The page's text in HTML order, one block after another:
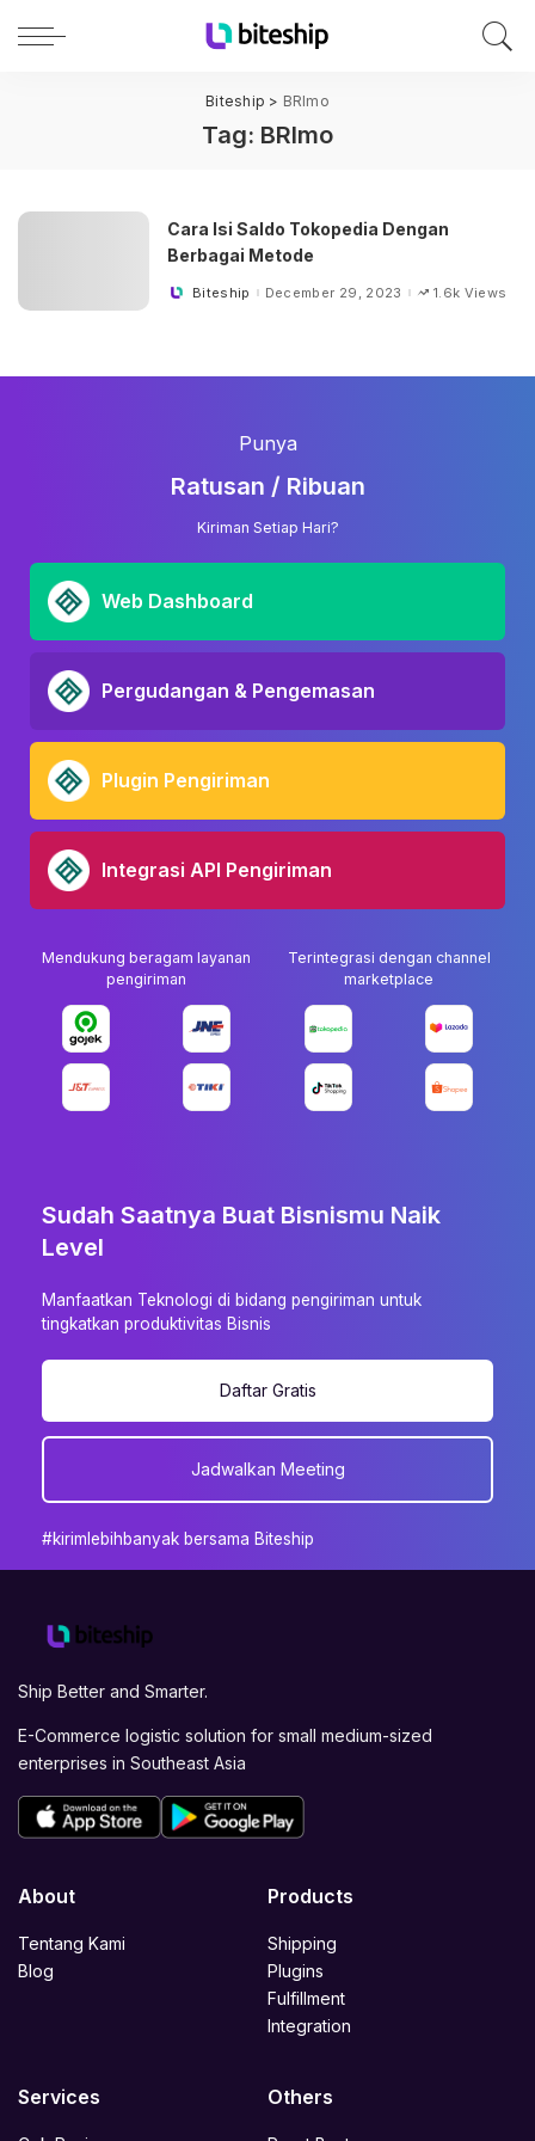
Biteship > BRImo
Tag: BRImo
Cara Isi Saldo Tokopedia Dengan
Berbagai Metode
PostedBiteship December 29, 2023 1.6k Views
Punya
Ratusan / Ribuan
Kiriman Setiap Hari?
Web Dashboard
Pergudangan & Pengemasan
Plugin Pengiriman
Integrasi API Pengiriman
Mendukung beragam layanan
pengiriman
Terintegrasi dengan channel
marketplace
Sudah Saatnya Buat Bisnismu Naik
Level
Manfaatkan Teknologi di bidang pengiriman untuk
tingkatkan produktivitas Bisnis
Daftar Gratis
Jadwalkan Meeting
#kirimlebihbanyak bersama Biteship
Ship Better and Smarter.
E-Commerce logistic solution for small medium-sized
enterprises in Southeast Asia
About
Tentang Kami
Blog
Products
Shipping
Plugins
Fulfillment
Integration
Services Others